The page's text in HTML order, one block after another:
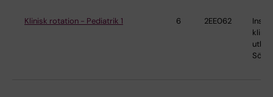
Klinisk rotation - Pediatrik 1 6 2EE062